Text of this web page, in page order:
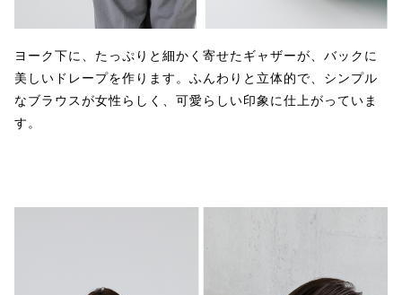
ヨーク下に、たっぷりと細かく寄せたギャザーが、バックに
美しいドレープを作ります。ふんわりと立体的で、シンプル
なブラウスが女性らしく、可愛らしい印象に仕上がっていま
す。